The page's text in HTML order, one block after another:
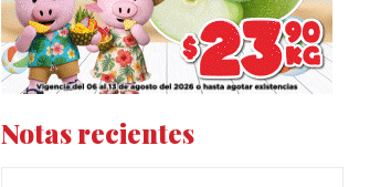
Notas recientes